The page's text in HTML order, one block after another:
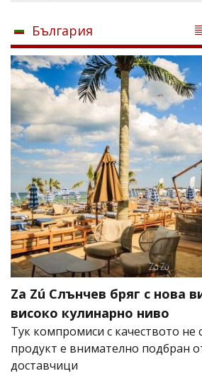
България
Za Zú Слънчев бряг с нова
високо кулинарно ниво
Тук компромиси с качеството не
продукт е внимателно подбран
доставчици